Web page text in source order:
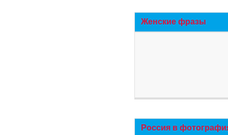
Женские фразы
Россия в